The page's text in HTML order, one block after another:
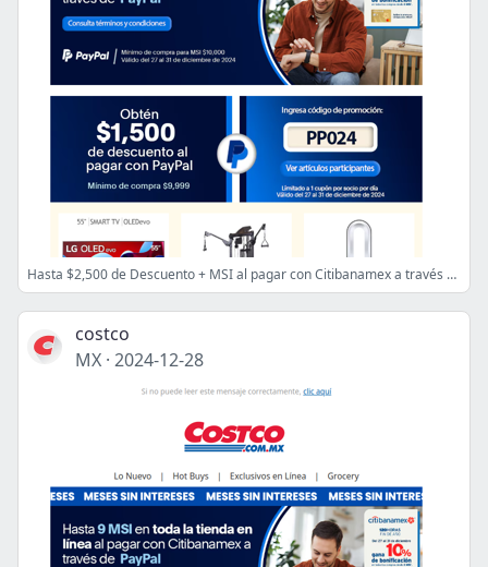
Hasta $2,500 de Descuento + MSI al pagar con Citibanamex a través de PayPal 📢
costco
MX · 2024-12-28